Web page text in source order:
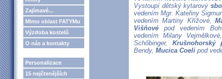
Zajímavé...
Mimo oblast FATYMu
Výzdoba kostelů
O nás a kontakty
Personalizace
15 nejčtenějších
Vystoupí dětský kytarový
vedením Mgr. Kateřiny
vedením Martiny Křížové,
Višňové pod vedením
vedením Milany
Schőbinger, Krušnohorský
Bendy, Mucica Coeli pod